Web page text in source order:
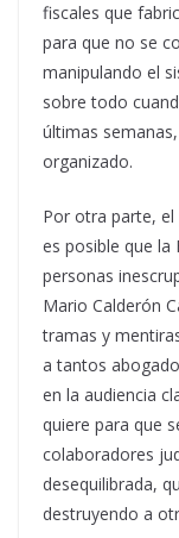
fiscales que
para que no se
manipulando el
sobre todo
últimas
organizado.
Por otra parte,
es posible que la
personas
Mario Calderón
tramas y
a tantos
en la audiencia
quiere para que
colaboradores
desequilibrada,
destruyendo a